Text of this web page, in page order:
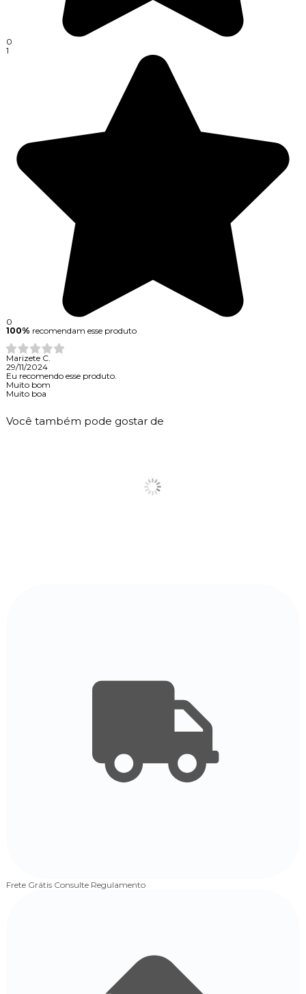
0
1
0
100% recomendam esse produto
Marizete C.
29/11/2024
Eu recomendo esse produto.
Muito bom
Muito boa
Você também pode gostar de
Frete Grátis Consulte Regulamento